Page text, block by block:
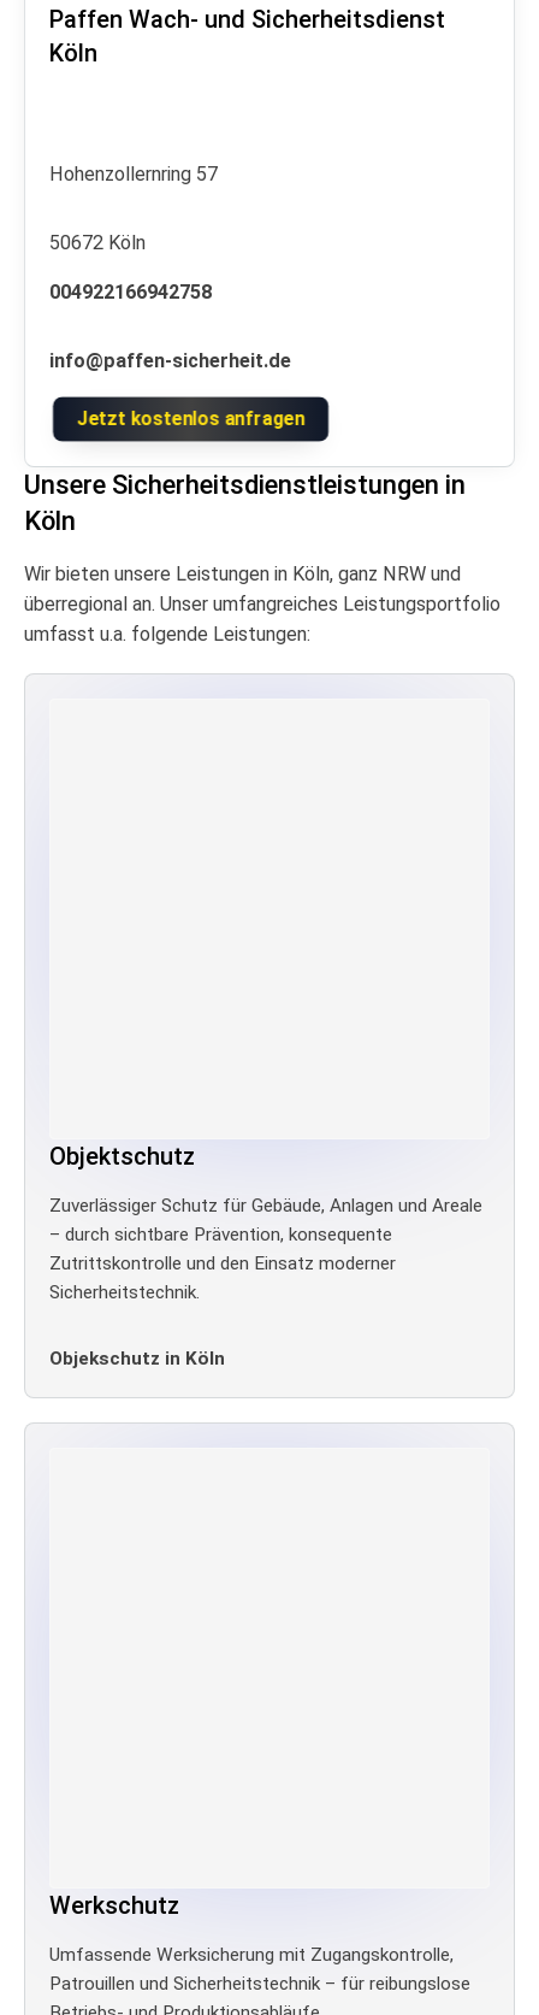
Paffen Wach- und Sicherheitsdienst
Köln
Hohenzollernring 57
50672 Köln
004922166942758
info@paffen-sicherheit.de
Jetzt kostenlos anfragen
Unsere Sicherheitsdienstleistungen in
Köln
Wir bieten unsere Leistungen in Köln, ganz NRW und
überregional an. Unser umfangreiches Leistungsportfolio
umfasst u.a. folgende Leistungen:
Objektschutz
Zuverlässiger Schutz für Gebäude, Anlagen und Areale
– durch sichtbare Prävention, konsequente
Zutrittskontrolle und den Einsatz moderner
Sicherheitstechnik.
Objekschutz in Köln
Werkschutz
Umfassende Werksicherung mit Zugangskontrolle,
Patrouillen und Sicherheitstechnik – für reibungslose